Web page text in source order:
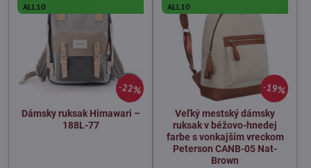
22%
ALL10
Dámsky ruksak Himawari –
188L-77
19%
ALL10
Veľký mestský dámsky
ruksak v béžovo-hnedej
farbe s vonkajším vreckom
Peterson CANB-05 Nat-
Brown